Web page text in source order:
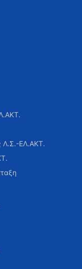
Λ.Σ.-ΕΛ.ΑΚΤ.